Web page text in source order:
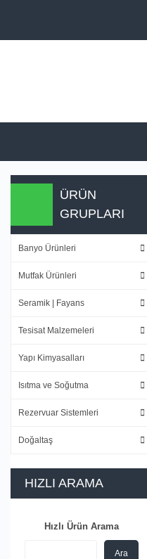
ÜRÜN
GRUPLARI
Banyo Ürünleri
Mutfak Ürünleri
Seramik | Fayans
Tesisat Malzemeleri
Yapı Kimyasalları
Isıtma ve Soğutma
Rezervuar Sistemleri
Doğaltaş
HIZLI ARAMA
Hızlı Ürün Arama
Ara